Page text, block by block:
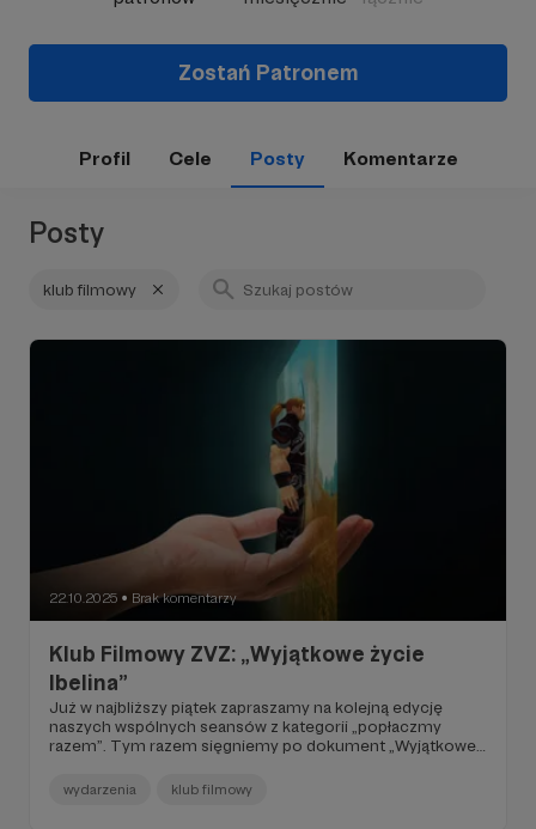
Zostań Patronem
Profil Cele Posty Komentarze
Posty
klub filmowy
22.10.2025 ● Brak komentarzy
Klub Filmowy ZVZ: „Wyjątkowe życie
Ibelina”
Już w najbliższy piątek zapraszamy na kolejną edycję
naszych wspólnych seansów z kategorii „popłaczmy
razem”. Tym razem sięgniemy po dokument „Wyjątkowe
wydarzenia klub filmowy